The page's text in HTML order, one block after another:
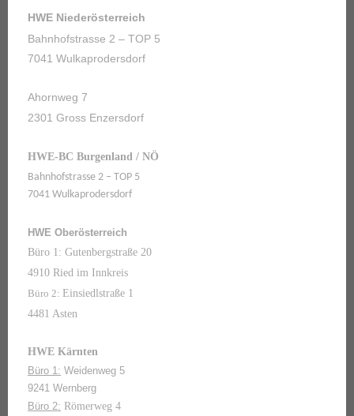
HWE Niederösterreich
Bahnhofstrasse 2 – TOP 5
7041 Wulkaprodersdorf
Ahornweg 7
2301 Gross Enzersdorf
HWE-BC Burgenland / NÖ
Bahnhofstrasse 2 – TOP 5
7041 Wulkaprodersdorf
HWE Oberösterreich
Büro 1: Gutenbergstraße 20
4910 Ried im Innkreis
Büro 2: Einsiedlstraße 1
4481 Asten
HWE Kärnten
Büro 1: Weidenweg 5
9241 Wernberg
Büro 2: Römerweg 4